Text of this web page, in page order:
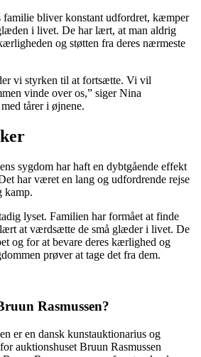
familie bliver konstant udfordret, kæmper
i livet. De har lært, at man aldrig
og støtten fra deres nærmeste
vi styrken til at fortsætte. Vi vil
vinde over os,” siger Nina
tårer i øjnene.
sygdom har haft en dybtgående effekt
har været en lang og udfordrende rejse
kamp.
lyset. Familien har formået at finde
at værdsætte de små glæder i livet. De
og for at bevare deres kærlighed og
prøver at tage det fra dem.
Rasmussen?
er en dansk kunstauktionarius og
auktionshuset Bruun Rasmussen